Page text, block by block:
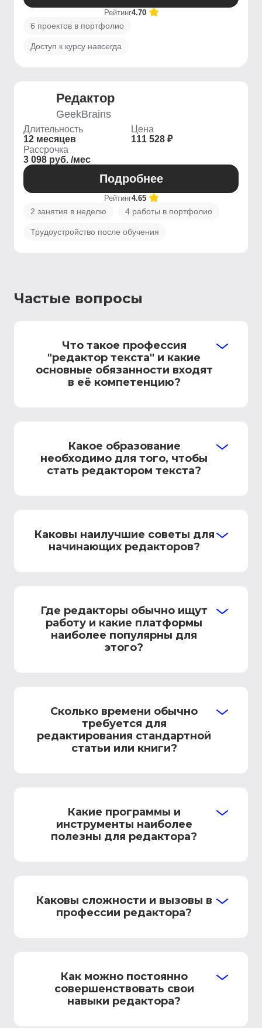
Рейтинг4.70
6 проектов в портфолио
Доступ к курсу навсегда
Редактор
GeekBrains
Длительность
12 месяцев
Цена
111 528 ₽
Рассрочка
3 098 руб. /мес
Подробнее
Рейтинг4.65
2 занятия в неделю 4 работы в портфолио
Трудоустройство после обучения
Частые вопросы
Что такое профессия
"редактор текста" и какие
основные обязанности входят
в её компетенцию?
Какое образование
необходимо для того, чтобы
стать редактором текста?
Каковы наилучшие советы для
начинающих редакторов?
Где редакторы обычно ищут
работу и какие платформы
наиболее популярны для
этого?
Сколько времени обычно
требуется для
редактирования стандартной
статьи или книги?
Какие программы и
инструменты наиболее
полезны для редактора?
Каковы сложности и вызовы в
профессии редактора?
Как можно постоянно
совершенствовать свои
навыки редактора?